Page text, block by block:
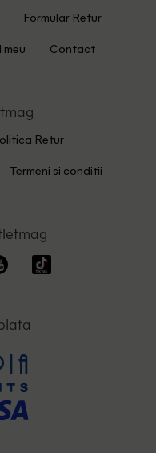
Formular Retur
meu Contact
Retur
Termeni si conditii